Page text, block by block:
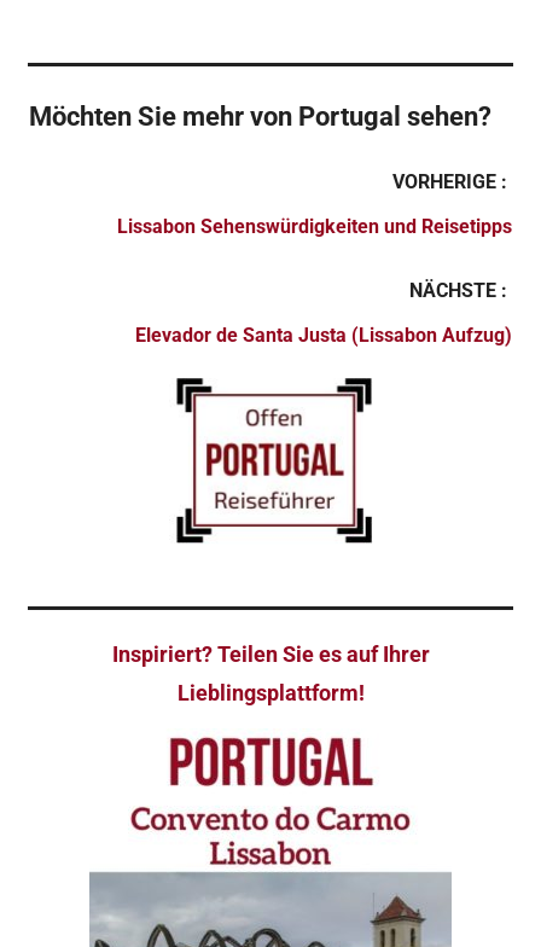
Möchten Sie mehr von Portugal sehen?
VORHERIGE :
Lissabon Sehenswürdigkeiten und Reisetipps
NÄCHSTE :
Elevador de Santa Justa (Lissabon Aufzug)
Inspiriert? Teilen Sie es auf Ihrer
Lieblingsplattform!